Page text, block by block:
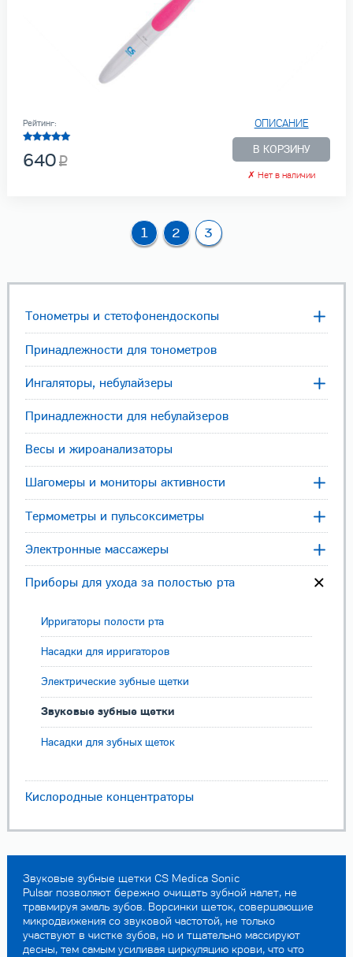
Тонометры и стетофонендоскопы
Принадлежности для тонометров
Ингаляторы, небулайзеры
Принадлежности для небулайзеров
Весы и жироанализаторы
Шагомеры и мониторы активности
Термометры и пульсоксиметры
Электронные массажеры
Приборы для ухода за полостью рта
Ирригаторы полости рта
Насадки для ирригаторов
Электрические зубные щетки
Звуковые зубные щетки
Насадки для зубных щеток
Кислородные концентраторы
Звуковые зубные щетки CS Medica Sonic
Pulsar позволяют бережно очищать зубной налет, не
травмируя эмаль зубов. Ворсинки щеток, совершающие
микродвижения со звуковой частотой, не только
участвуют в чистке зубов, но и тщательно массируют
десны, тем самым усиливая циркуляцию крови, что что
ОПИСАНИЕ
В КОРЗИНУ
✗ Нет в наличии
Рейтинг:
640
1 2 3